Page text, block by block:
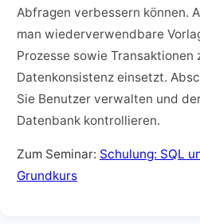
Abfragen verbessern können.
man wiederverwendbare
Prozesse sowie
Datenkonsistenz einsetzt.
Sie Benutzer verwalten und
Datenbank kontrollieren.
Zum Seminar: Schulung: SQL
Grundkurs